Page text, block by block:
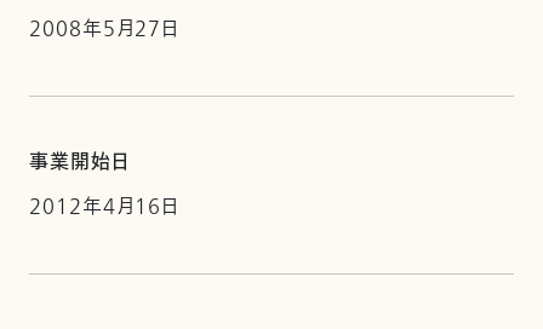
2008年5月27日
事業開始日
2012年4月16日